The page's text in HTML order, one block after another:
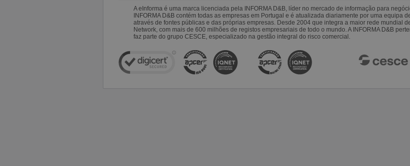
A eInforma é uma marca licenciada pela INFORMA D&B, líder no mercado de informação para
INFORMA D&B contém todas as empresas em Portugal e é atualizada diariamente por uma equipa
através de fontes públicas e das próprias empresas. Desde 2004 que integra a maior rede mundial
Network, com mais de 600 milhões de registos empresariais de todo o mundo. A INFORMA D&B
faz parte do grupo CESCE, especializado na gestão integral do risco comercial.